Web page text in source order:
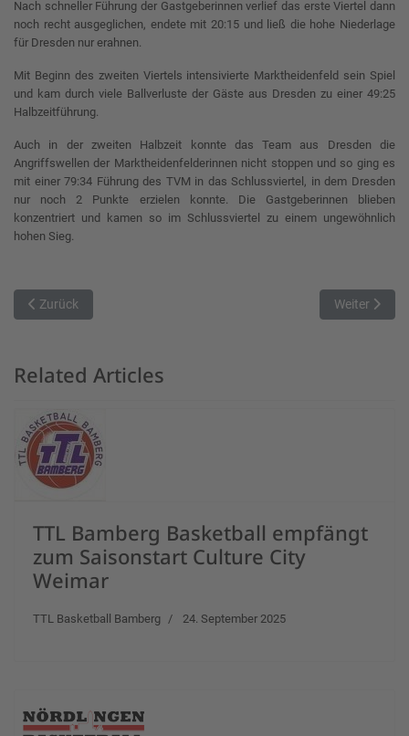
Nach schneller Führung der Gastgeberinnen verlief das erste Viertel dann
noch recht ausgeglichen, endete mit 20:15 und ließ die hohe Niederlage
für Dresden nur erahnen.
Mit Beginn des zweiten Viertels intensivierte Marktheidenfeld sein Spiel
und kam durch viele Ballverluste der Gäste aus Dresden zu einer 49:25
Halbzeitführung.
Auch in der zweiten Halbzeit konnte das Team aus Dresden die
Angriffswellen der Marktheidenfelderinnen nicht stoppen und so ging es
mit einer 79:34 Führung des TVM in das Schlussviertel, in dem Dresden
nur noch 2 Punkte erzielen konnte. Die Gastgeberinnen blieben
konzentriert und kamen so im Schlussviertel zu einem ungewöhnlich
hohen Sieg.
Vorheriger Beitrag: SBR-Basketballer in der Fremde weiter sieglos
Zurück Nächster
Weiter
Related Articles
TTL Bamberg Basketball empfängt
zum Saisonstart Culture City
Weimar
TTL Basketball Bamberg 24. September 2025